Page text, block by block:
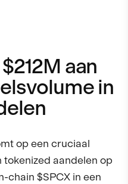
aan
in
op een cruciaal
aandelen op
chain $SPCX in een